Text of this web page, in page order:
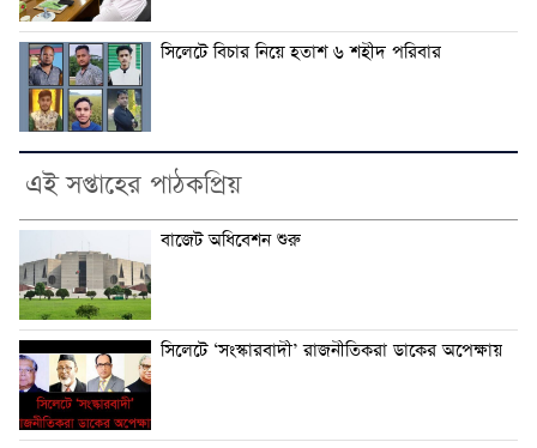
সিলেটে বিচার নিয়ে হতাশ ৬ শহীদ পরিবার
এই সপ্তাহের পাঠকপ্রিয়
বাজেট অধিবেশন শুরু
সিলেটে ‘সংস্কারবাদী’ রাজনীতিকরা ডাকের অপেক্ষায়